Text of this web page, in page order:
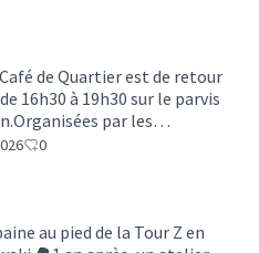
le long du mur A86"qui a
espace dédié au
à Villeneuve-La-Garenne.
de Quartier est de retour
16h30 à 19h30 sur le parvis
par les
des Fossés Jean,
Citoyenneté.Objectif :
avec les habitants, tout en
0
au pied de la Tour Z en